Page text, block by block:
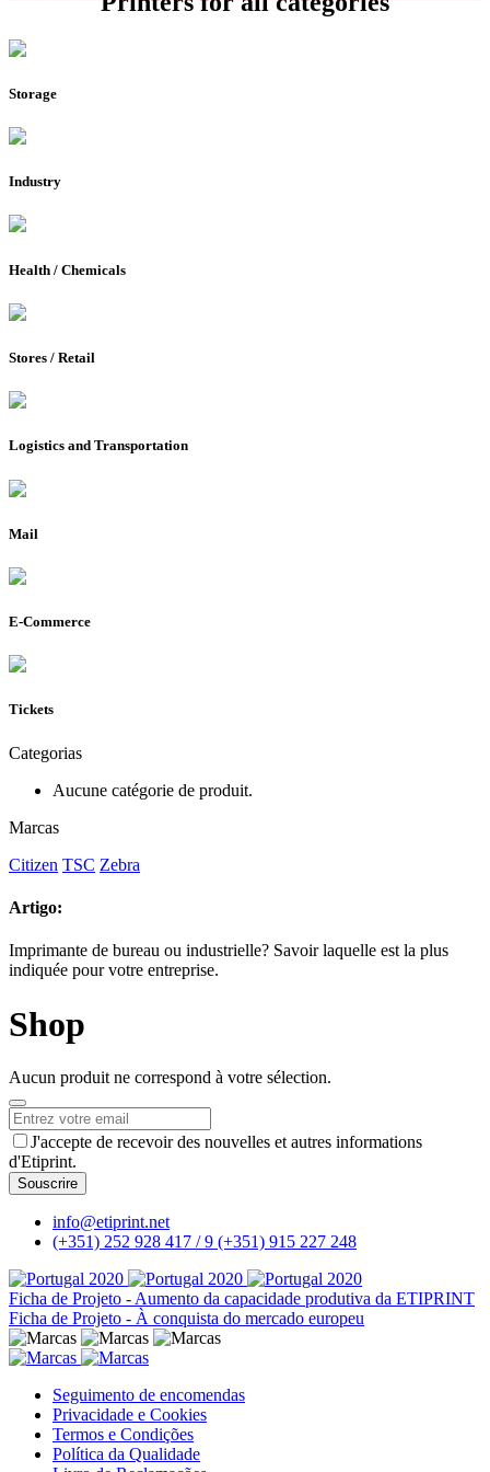
Storage
Industry
Health / Chemicals
Stores / Retail
Logistics and Transportation
Mail
E-Commerce
Tickets
Categorias
Aucune catégorie de produit.
Marcas
Citizen TSC Zebra
Artigo:
Imprimante de bureau ou industrielle? Savoir laquelle est la plus
indiquée pour votre entreprise.
Shop
Aucun produit ne correspond à votre sélection.
Website
URL*
J'accepte de recevoir des nouvelles et autres informations
d'Etiprint.
Souscrire
info@etiprint.net
(+351) 252 928 417 / 9 (+351) 915 227 248
Ficha de Projeto - Aumento da capacidade produtiva da ETIPRINT
Ficha de Projeto - À conquista do mercado europeu
Seguimento de encomendas
Privacidade e Cookies
Termos e Condições
Política da Qualidade